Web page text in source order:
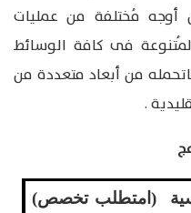
أوجه مُختلفة من عمليات
فى كافة الوسائط
من أبعاد متعددة من
.
(امتطلب تخصص)